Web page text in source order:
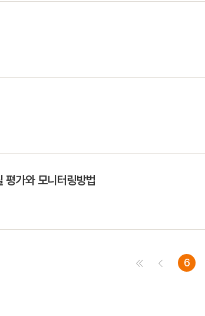
평가와 모니터링방법
처음 이전
6